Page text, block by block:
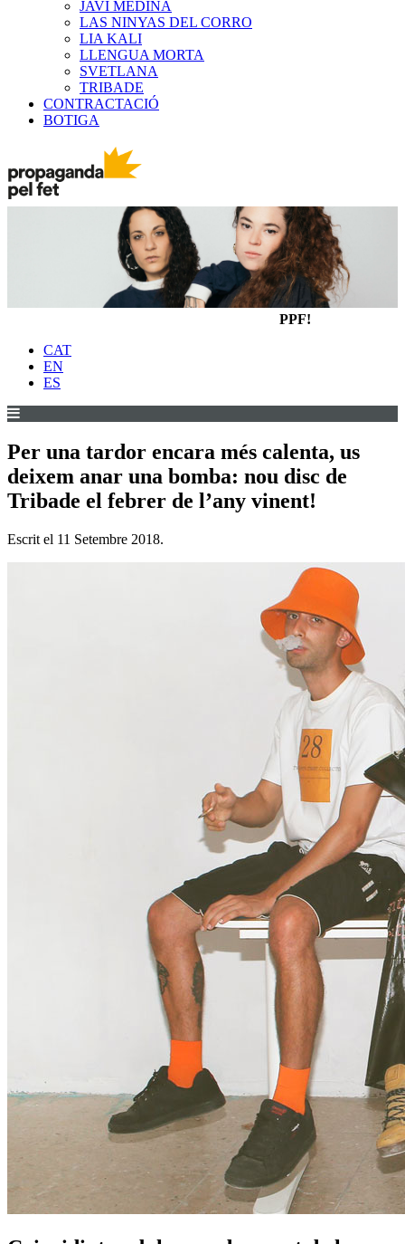
JAVI MEDINA
LAS NINYAS DEL CORRO
LIA KALI
LLENGUA MORTA
SVETLANA
TRIBADE
CONTRACTACIÓ
BOTIGA
PPF!
CAT
EN
ES
Per una tardor encara més calenta, us
deixem anar una bomba: nou disc de
Tribade el febrer de l’any vinent!
Escrit el 11 Setembre 2018.